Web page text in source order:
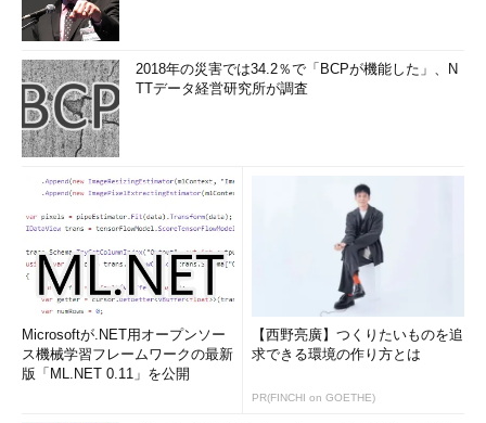
ので実行はされませんが、テストクラスがある場合、テストが実
行されて結果がコンソールに出力されます。
[gyro]
[info] No tests to run
[success] Total
また、「test-only」コマンドを使った場合、引数としてテスト
クラス名を指定すればそのテストだけが実行されます。
【5】eclipsify／idea／netbeans
このコマンドも本連載で何度か使ってきました。playプロジェ
クトをEclipseプロジェクト化します。「with-source」オプショ
ンをtrueにすれば、playのソースも併せて設定されます。
source=true
2018年の災害では34.2％で「BCPが機能した」、N
TTデータ経営研究所が調査
Microsoftが.NET用オープンソー
ス機械学習フレームワークの最新
版「ML.NET 0.11」を公開
【西野亮廣】つくりたいものを追
求できる環境の作り方とは
PR(FINCHI on GOETHE)